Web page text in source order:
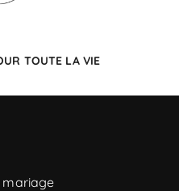
TOUTE LA VIE
mariage